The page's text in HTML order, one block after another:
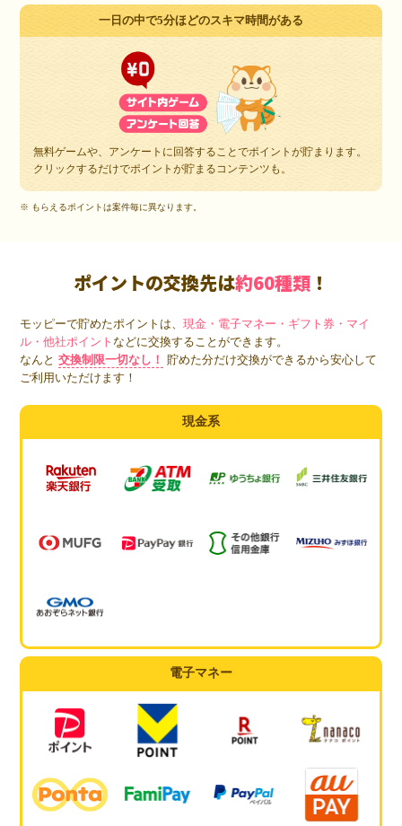
一日の中で5分ほどのスキマ時間がある
無料ゲームや、アンケートに回答することでポイントが貯まります。
クリックするだけでポイントが貯まるコンテンツも。
※ もらえるポイントは案件毎に異なります。
ポイントの交換先は約60種類 ！
モッピーで貯めたポイントは、現金・電子マネー・ギフト券・マイ
ル・他社ポイントなどに交換することができます。
なんと 交換制限一切なし！
貯めた分だけ交換ができるから安心して
ご利用いただけます！
現金系
電子マネー